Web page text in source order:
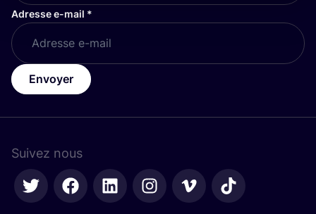
Adresse e-mail *
Envoyer
Suivez nous